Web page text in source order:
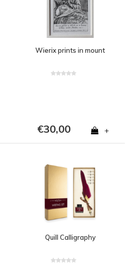
Wierix prints in mount
€30,00 +
Quill Calligraphy